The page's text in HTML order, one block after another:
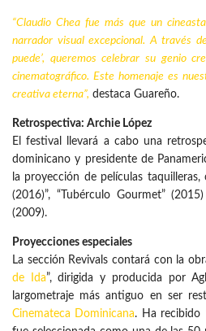
“Claudio Chea fue más que un
narrador visual excepcional. A través
puede’, queremos celebrar su genio
cinematográfico. Este homenaje es
creativa eterna”, destaca Guareño.
Retrospectiva: Archie López
El festival llevará a cabo una
dominicano y presidente de
la proyección de películas taquilleras,
(2016)”, “Tubérculo Gourmet”
(2009).
Proyecciones especiales
La sección Revivals contará con la
de Ida”, dirigida y producida por
largometraje más antiguo en ser
Cinemateca Dominicana. Ha recibido